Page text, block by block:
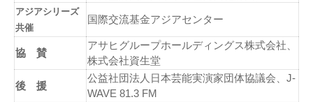
アジアシリーズ
共催
国際交流基金アジアセンター
協 賛
アサヒグループホールディングス株式会社、
株式会社資生堂
後 援
公益社団法人日本芸能実演家団体協議会、J-
WAVE 81.3 FM